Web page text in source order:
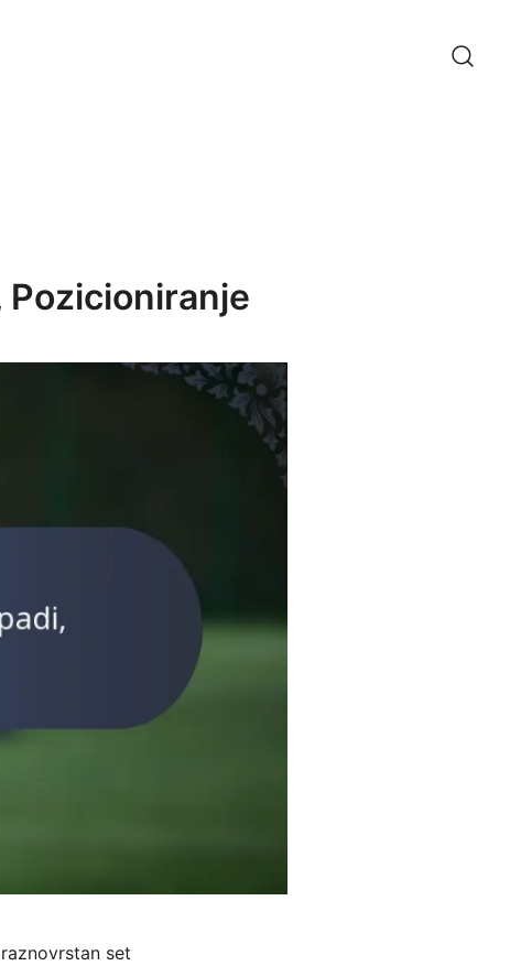
set